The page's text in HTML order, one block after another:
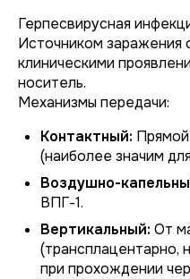
Герпесвирусная
Источником заражения
клиническими
носитель.
Механизмы передачи:
Контактный: Прямой
(наиболее значим
Воздушно-
ВПГ-1.
Вертикальный: От
(трансплацентарно,
при прохождении